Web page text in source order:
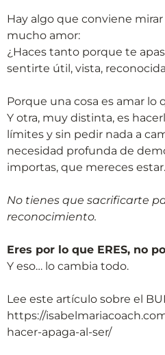
Hay algo que conviene
mucho amor:
¿Haces tanto porque te
sentirte útil, vista,
Porque una cosa es amar lo
Y otra, muy distinta, es
límites y sin pedir nada a
necesidad profunda de
importas, que mereces estar.
No tienes que sacrificarte
reconocimiento.
Eres por lo que ERES, no
Y eso… lo cambia todo.
Lee este artículo sobre el
https://
hacer-apaga-al-ser/